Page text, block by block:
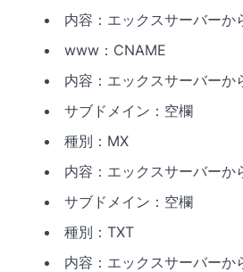
内容：エックスサーバーか
www：CNAME
内容：エックスサーバーか
サブドメイン：空欄
種別：MX
内容：エックスサーバーか
サブドメイン：空欄
種別：TXT
内容：エックスサーバーか